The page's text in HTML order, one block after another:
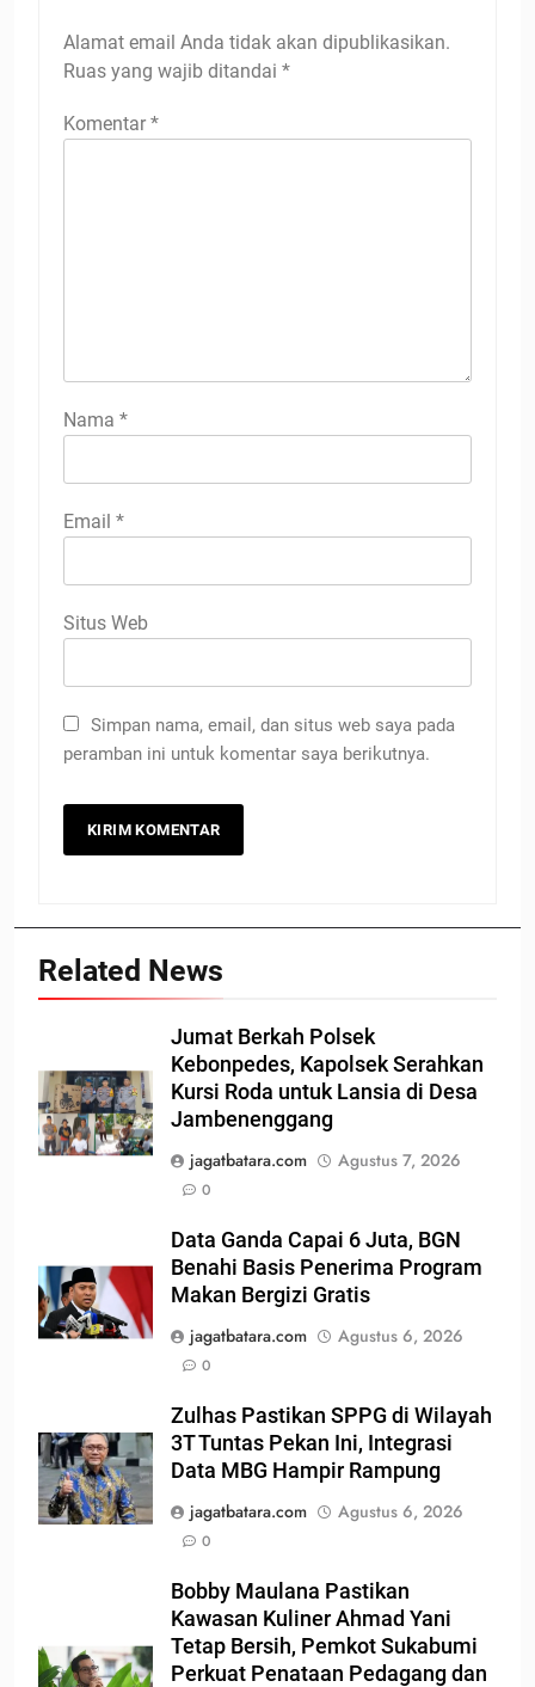
Alamat email Anda tidak akan dipublikasikan.
Ruas yang wajib ditandai *
Komentar *
Nama *
Email *
Situs Web
Simpan nama, email, dan situs web saya pada
peramban ini untuk komentar saya berikutnya.
Related News
Jumat Berkah Polsek
Kebonpedes, Kapolsek Serahkan
Kursi Roda untuk Lansia di Desa
Jambenenggang
jagatbatara.com
Agustus 7, 2026
0
Data Ganda Capai 6 Juta, BGN
Benahi Basis Penerima Program
Makan Bergizi Gratis
jagatbatara.com
Agustus 6, 2026
0
Zulhas Pastikan SPPG di Wilayah
3T Tuntas Pekan Ini, Integrasi
Data MBG Hampir Rampung
jagatbatara.com
Agustus 6, 2026
0
Bobby Maulana Pastikan
Kawasan Kuliner Ahmad Yani
Tetap Bersih, Pemkot Sukabumi
Perkuat Penataan Pedagang dan